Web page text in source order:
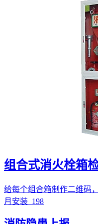
组合式消火栓箱
给每个组合箱制作二维码
月安装 198